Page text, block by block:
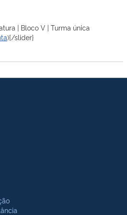
| Bloco V | Turma única
){/slider}